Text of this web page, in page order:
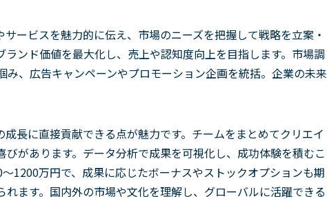
ービスを魅力的に伝え、市場のニーズを把握して戦略を立案・
ンド価値を最大化し、売上や認知度向上を目指します。市場調
、広告キャンペーンやプロモーション企画を統括。企業の未来
長に直接貢献できる点が魅力です。チームをまとめてクリエイ
があります。データ分析で成果を可視化し、成功体験を積むこ
1200万円で、成果に応じたボーナスやストックオプションも期
ます。国内外の市場や文化を理解し、グローバルに活躍できる